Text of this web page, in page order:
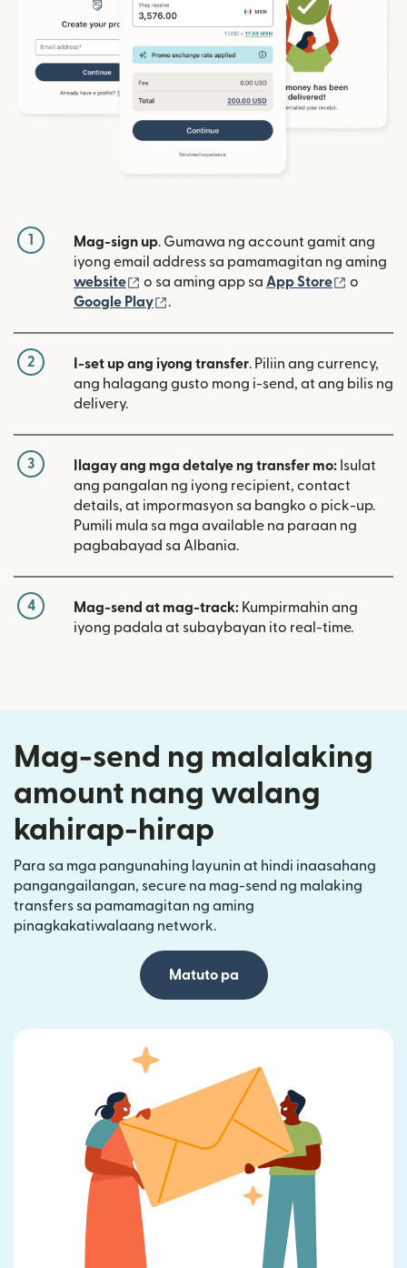
1 Mag-sign up. Gumawa ng account gamit ang
iyong email address sa pamamagitan ng aming
website
(bubukas sa bagong window)
o sa aming app sa App Store
o
Google Play
(bubukas sa bagong window)
.
2 I-set up ang iyong transfer. Piliin ang currency,
ang halagang gusto mong i-send, at ang bilis ng
delivery.
3 Ilagay ang mga detalye ng transfer mo: Isulat
ang pangalan ng iyong recipient, contact
details, at impormasyon sa bangko o pick-up.
Pumili mula sa mga available na paraan ng
pagbabayad sa Albania.
4 Mag-send at mag-track: Kumpirmahin ang
iyong padala at subaybayan ito real-time.
Mag-send ng malalaking
amount nang walang
kahirap-hirap
Para sa mga pangunahing layunin at hindi inaasahang
pangangailangan, secure na mag-send ng malaking
transfers sa pamamagitan ng aming
pinagkakatiwalaang network.
Matuto pa